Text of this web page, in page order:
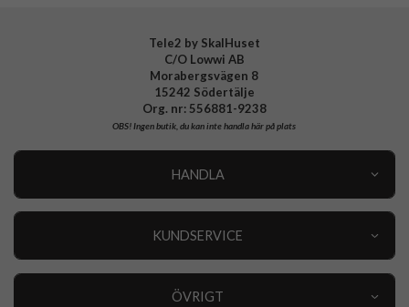
Tele2 by SkalHuset
C/O Lowwi AB
Morabergsvägen 8
15242 Södertälje
Org. nr: 556881-9238
OBS!Ingen butik, du kan inte handla här på plats
HANDLA
KUNDSERVICE
ÖVRIGT